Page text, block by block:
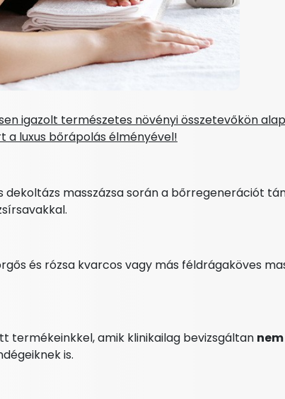
igazolt természetes növényi összetevőkön
luxus bőrápolás élményével!
dekoltázs masszázsa során a bőrregenerációt
és rózsa kvarcos vagy más féldrágaköves
termékeinkkel, amik klinikailag bevizsgáltan nem
is.